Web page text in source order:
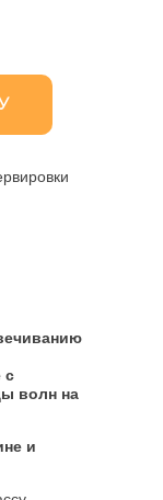
с
волн на
и